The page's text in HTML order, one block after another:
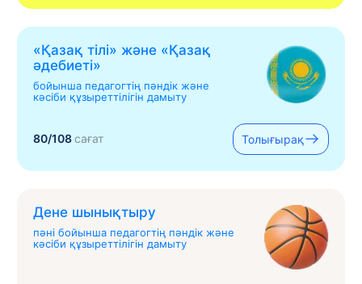
«Қазақ тілі» жəне «Қазақ
əдебиеті»
бойынша педагогтің пәндік және
кәсіби құзыреттілігін дамыту
80/108сағат Толығырақ
Дене шынықтыру
пәні бойынша педагогтің пәндік және
кәсіби құзыреттілігін дамыту